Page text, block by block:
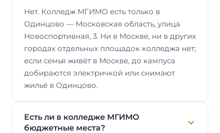
Нет. Колледж МГИМО есть только в
Одинцово — Московская область, улица
Новоспортивная, 3. Ни в Москве, ни в других
городах отдельных площадок колледжа нет;
если семья живёт в Москве, до кампуса
добираются электричкой или снимают
жильё в Одинцово.
Есть ли в колледже МГИМО
бюджетные места?